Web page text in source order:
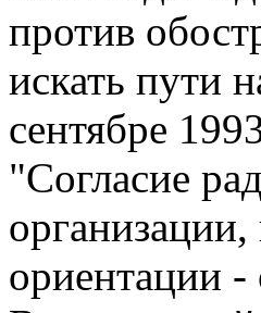
против
искать пути
сентябре
"Согласие
ориентации